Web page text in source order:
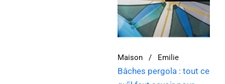
Maison Emilie
Bâches pergola : tout ce